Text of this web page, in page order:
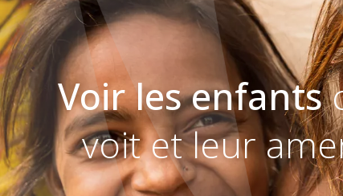
Voir les enfants
voit et leur